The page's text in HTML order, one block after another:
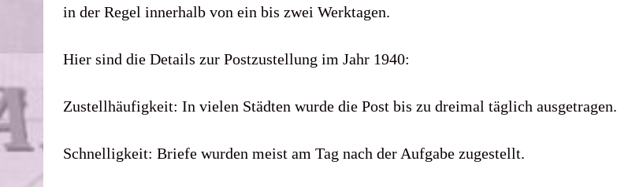
in der Regel innerhalb von ein bis zwei Werktagen.
Hier sind die Details zur Postzustellung im Jahr 1940:
Zustellhäufigkeit: In vielen Städten wurde die Post bis zu dreimal täglich ausgetragen.
Schnelligkeit: Briefe wurden meist am Tag nach der Aufgabe zugestellt.